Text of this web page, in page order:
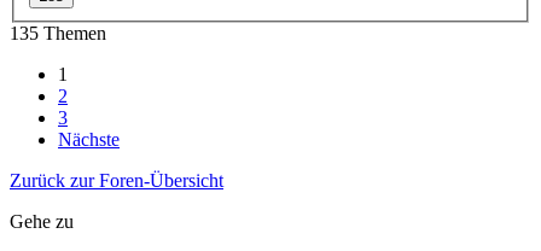
135 Themen
1
2
3
Nächste
Zurück zur Foren-Übersicht
Gehe zu